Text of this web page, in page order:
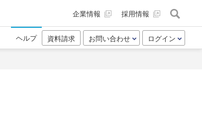
企業情報 採用情報
ヘルプ 資料請求 お問い合わせ ログイン